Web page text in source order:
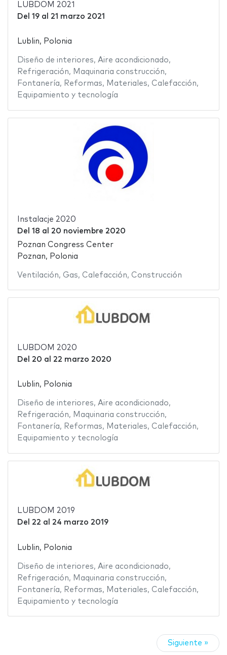
LUBDOM 2021
Del 19al 21 marzo 2021
Lublin, Polonia
Diseño de interiores, Aire acondicionado,
Refrigeración, Maquinaria construcción,
Fontanería, Reformas, Materiales, Calefacción,
Equipamiento y tecnología
Instalacje 2020
Del 18 al 20 noviembre 2020
Poznan Congress Center
Poznan, Polonia
Ventilación, Gas, Calefacción, Construcción
LUBDOM 2020
Del 20 al 22 marzo 2020
Lublin, Polonia
Diseño de interiores, Aire acondicionado,
Refrigeración, Maquinaria construcción,
Fontanería, Reformas, Materiales, Calefacción,
Equipamiento y tecnología
LUBDOM 2019
Del 22 al 24 marzo 2019
Lublin, Polonia
Diseño de interiores, Aire acondicionado,
Refrigeración, Maquinaria construcción,
Fontanería, Reformas, Materiales, Calefacción,
Equipamiento y tecnología
Siguiente »